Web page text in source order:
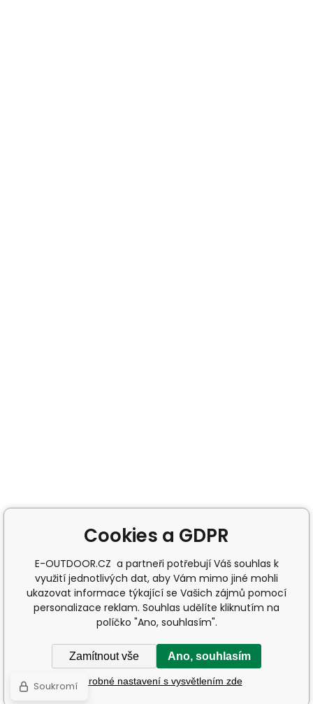
Cookies a GDPR
E-OUTDOOR.CZ a partneři potřebují Váš souhlas k
využití jednotlivých dat, aby Vám mimo jiné mohli
ukazovat informace týkající se Vašich zájmů pomocí
personalizace reklam. Souhlas udělíte kliknutím na
políčko "Ano, souhlasím".
Zamítnout vše Ano, souhlasím
Podrobné nastavení s vysvětlením zde
Soukromí